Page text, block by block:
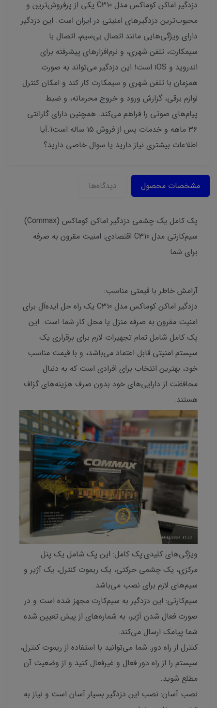
دزدگیر اماکن کوماکس مدل C310 یکی از پرفروش‌ترین و
محبوب‌ترین دزدگیرهای امنیتی در ایران است. این دزدگیر
دارای ویژگی‌هایی مانند اتصال بی‌سیم، اتصال با
سیمکارت، تلفن شهری، و نرم‌افزارهای پیشرفته برای
اندروید و iOS است1.این دزدگیر می‌تواند به صورت
همزمان با تلفن شهری و سیمکارت کار کند و امکان کنترل
لوازم برقی، گزارش ورود و خروج محرمانه، و ضبط
پیام‌های صوتی را فراهم می‌کند. همچنین دارای گارانتی
۳۶ ماهه و خدمات پس از فروش ۱۵ ساله است1.آیا
اطلاعات بیشتری نیاز دارید یا سوال خاصی دارید؟
مشخصات محصول دیدگاه‌ها
پک کامل یک چشمی دزدگیر اماکن کوماکس (Commax)
سیم‌کارتی مدل C310 اقتصادی: امنیت مقرون به صرفه
برای شما
آرامش خاطر با قیمتی مناسب:
دزدگیر اماکن کوماکس مدل C310 یک راه حل ایده‌آل برای
امنیت مقرون به صرفه منزل یا محل کار شما است. این
پک کامل شامل تمام تجهیزات لازم برای برقراری یک
سیستم امنیتی قابل اعتماد می‌باشد، و با قیمت مناسب
خود، بهترین انتخاب برای افرادی است که به دنبال
محافظت از دارایی‌های خود بدون صرف هزینه‌های گزاف
هستند.
ویژگی‌های کلیدی:پک کامل: این پک شامل یک پنل
مرکزی، یک چشمی حرکتی، یک ریموت کنترل، یک آژیر و
سیم‌های لازم برای نصب می‌باشد.
سیم‌کارتی: این دزدگیر به سیم‌کارت مجهز شده است و در
صورت فعال شدن آژیر، به شماره‌های از پیش تعیین شده
شما پیامک ارسال می‌کند.
کنترل از راه دور: شما می‌توانید با استفاده از ریموت کنترل،
سیستم را از راه دور فعال و غیرفعال کنید و از وضعیت آن
مطلع شوید.
نصب آسان: نصب این دزدگیر بسیار آسان است و نیاز به